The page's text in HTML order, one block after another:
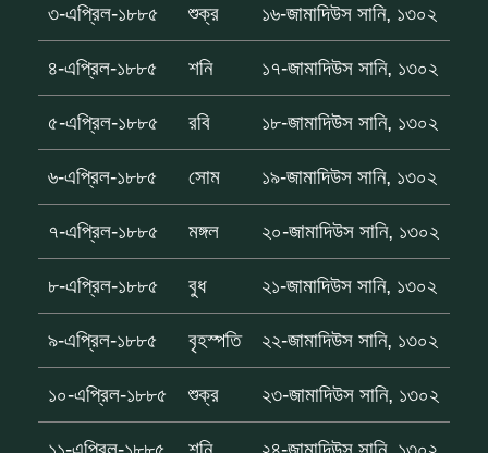
৩-এপ্রিল-১৮৮৫ শুক্র ১৬-জামাদিউস সানি, ১৩০২
৪-এপ্রিল-১৮৮৫ শনি ১৭-জামাদিউস সানি, ১৩০২
৫-এপ্রিল-১৮৮৫ রবি ১৮-জামাদিউস সানি, ১৩০২
৬-এপ্রিল-১৮৮৫ সোম ১৯-জামাদিউস সানি, ১৩০২
৭-এপ্রিল-১৮৮৫ মঙ্গল ২০-জামাদিউস সানি, ১৩০২
৮-এপ্রিল-১৮৮৫ বুধ ২১-জামাদিউস সানি, ১৩০২
৯-এপ্রিল-১৮৮৫ বৃহস্পতি ২২-জামাদিউস সানি, ১৩০২
১০-এপ্রিল-১৮৮৫ শুক্র ২৩-জামাদিউস সানি, ১৩০২